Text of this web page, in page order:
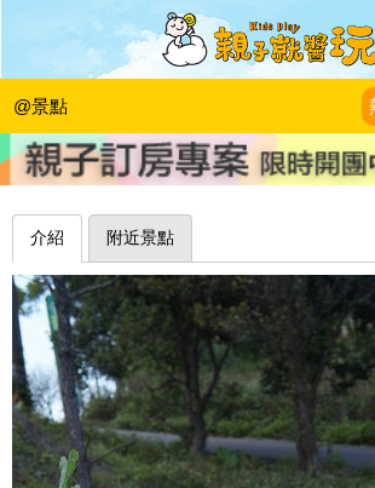
@景點
拔啊拔啊，拔蘿蔔！三芝
閒農場
Pucca&Garu親子嘻遊記|2014-02-23
介紹 附近景點